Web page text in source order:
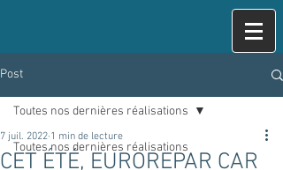
Post
Toutes nos dernières réalisations
Toutes nos dernières réalisations
CET ÉTÉ, EUROREPAR CAR
7 juil. 2022 1 min de lecture